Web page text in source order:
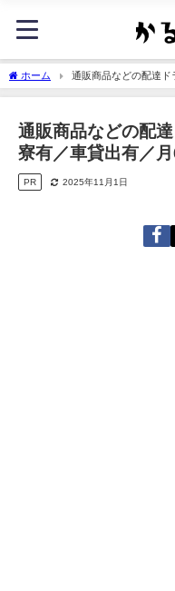
ホーム
通販商品などの配達ド
可／即日前払いOK
通販商品などの配
寮有／車貸出有／
PR 2025年11月1日